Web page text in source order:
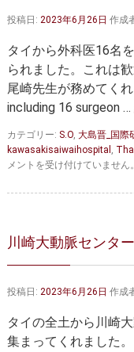
大動脈瘤について 詳細編
胸部大動脈瘤
腹部大動脈瘤
マルファン症候群
診察をご希望の方へ
遠方から来院される方は
セカンドオピニオン
都道府県別紹介病院
投稿日: 2023年6月26日 作成
タイから外科医16名
られました。これは
尾崎先生が務めてく
including 16 surgeon …
カテゴリー: S.O, 大島晋_国際
kawasakisaiwaihospital ,
メントを受け付けていません。
川崎大動脈センタ
投稿日: 2023年6月26日 作成
タイの全土から川崎
集まってくれました